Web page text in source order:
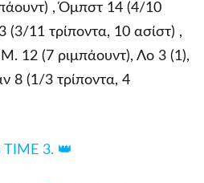
, Όμπστ 14 (4/10
(3/11 τρίποντα, 10 ασίστ) ,
12 (7 ριμπάουντ), Λο 3 (1),
8 (1/3 τρίποντα, 4
TIME 3. 👑